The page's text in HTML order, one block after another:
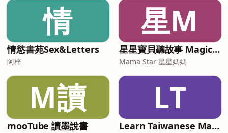
情
情慾書苑Sex&Letters
阿梓
星M
星星寶貝聽故事 Magic Chinese Stories for Kids
Mama Star 星星媽媽
M讀
mooTube 讀墨說書
LT
Learn Taiwanese Mandarin